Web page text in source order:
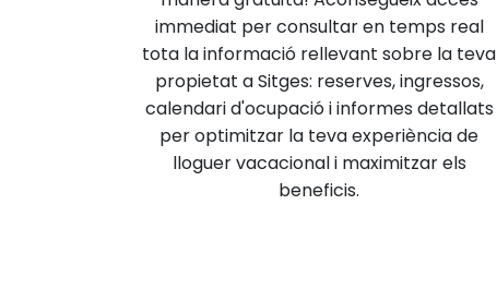
immediat per consultar en temps real
tota la informació rellevant sobre la teva
propietat a Sitges: reserves, ingressos,
calendari d'ocupació i informes detallats
per optimitzar la teva experiència de
lloguer vacacional i maximitzar els
beneficis.